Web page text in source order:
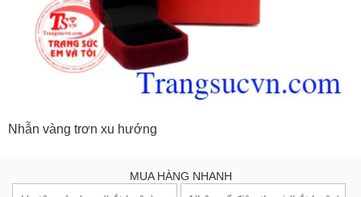
Nhẫn vàng trơn xu hướng
MUA HÀNG NHANH